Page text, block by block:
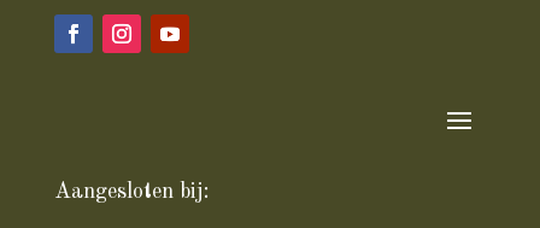
6881 WS Velp (GE)